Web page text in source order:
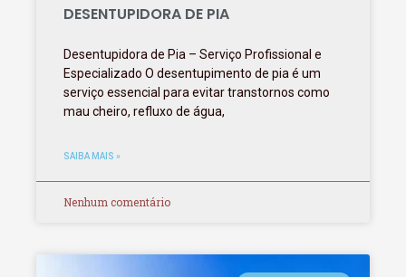
DESENTUPIDORA DE PIA
Desentupidora de Pia – Serviço Profissional e
Especializado O desentupimento de pia é um
serviço essencial para evitar transtornos como
mau cheiro, refluxo de água,
SAIBA MAIS »
Nenhum comentário